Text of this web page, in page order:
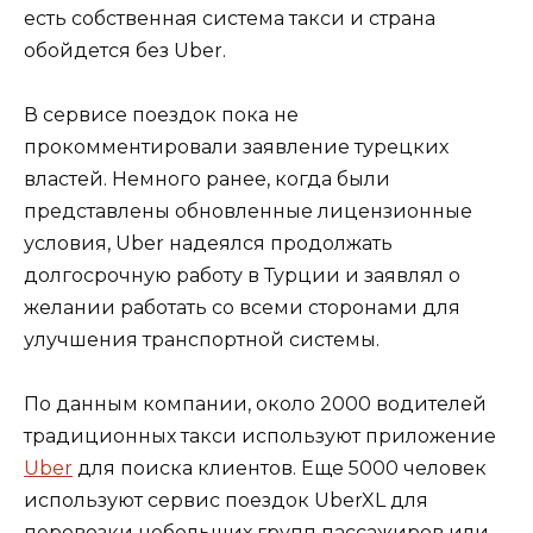
есть собственная система такси и страна
обойдется без Uber.
В сервисе поездок пока не
прокомментировали заявление турецких
властей. Немного ранее, когда были
представлены обновленные лицензионные
условия, Uber надеялся продолжать
долгосрочную работу в Турции и заявлял о
желании работать со всеми сторонами для
улучшения транспортной системы.
По данным компании, около 2000 водителей
традиционных такси используют приложение
Uber для поиска клиентов. Еще 5000 человек
используют сервис поездок UberXL для